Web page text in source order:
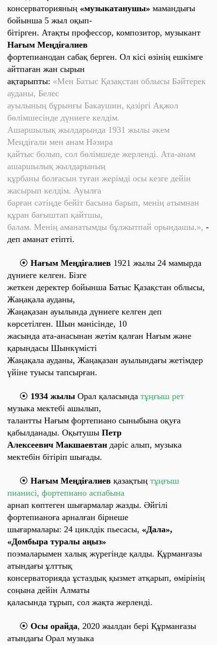
консерваторияның «музыкатанушы» мамандығы
бойынша 5 жыл оқып-
бітірген. Атақты профессор, композитор, музыкант
Нағым Меңдіғалиев
фортепианодан сабақ берген. Ол кісі өзінің ешкімге
айтпаған жан сырын
ақтарыпты: «Мен Батыс Қазақстан облысы Бәйтерек
ауданы, Белес
ауылының бұрынғы Бакаушин, қазіргі Ақжол
бөлімшесінде дүниеге келдім.
Ашаршылық жылдарында 1931 жылы әкем
Меңдіғали мен анам Нәзира
қайтыс болып, сол бөлімшеде жерленді. Ата-анам
ашаршылық жылдарының
құрбаны болғасын туған жерімді осы кезге дейін
жасырып келдім. Ауылға
барған сәтіңде бейіт басына барып, менің атымнан
құран бағыштап қайтшы,
балам. Менің аманатымды бұлжытпай орындашы.», -
деп аманат етіпті.
⦿ Нағым Меңдіғалиев 1921 жылы 24 мамырда
дүниеге келген. Бізге
жеткен деректер бойынша Батыс Қазақстан облысы,
Жаңақала ауданы,
Жаңақазан ауылында дүниеге келген деп
көрсетілген. Шын мәнісінде, 10
жасында ата-анасынан жетім қалған Нағым және
қарындасы Шынкүмісті
Жаңақала ауданы, Жаңақазан ауылындағы жетімдер
үйіне туысы тапсырған.
⦿ 1934 жылы Орал қаласында тұңғыш рет
музыка мектебі ашылып,
талантты Нағым фортепиано сыныбына оқуға
қабылданады. Оқытушы Петр
Алексеевич Макшаевтан дәріс алып, музыка
мектебін бітіріп шығады.
⦿ Нағым Меңдіғалиев қазақтың тұңғыш
пианисі, фортепиано аспабына
арнап көптеген шығармалар жазды. Әйгілі
фортепианоға арналған бірнеше
шығармалары: 24 циклдік пьесасы, «Дала»,
«Домбыра туралы аңыз»
поэмаларымен халық жүрегінде қалды. Құрманғазы
атындағы ұлттық
консерваторияда ұстаздық қызмет атқарып, өмірінің
соңына дейін Алматы
қаласында тұрып, сол жақта жерленді.
⦿ Осы орайда, 2020 жылдан бері Құрманғазы
атындағы Орал музыка